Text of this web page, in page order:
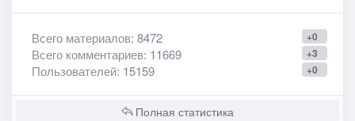
+0
Всего материалов: 8472
+3
Всего комментариев: 11669
+0
Пользователей: 15159
Полная статистика